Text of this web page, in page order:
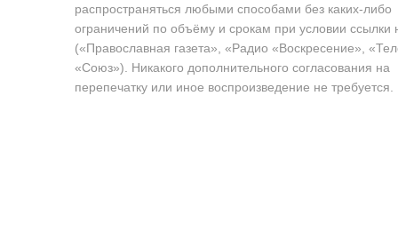
распространяться любыми способами без каких-либо
ограничений по объёму и срокам при условии ссылки
(«Православная газета», «Радио «Воскресение»,
«Союз»). Никакого дополнительного согласования на
перепечатку или иное воспроизведение не требуется.